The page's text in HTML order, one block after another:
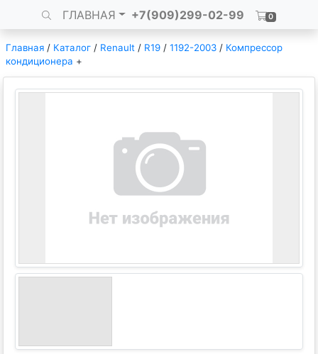
ГЛАВНАЯ +7(909)299-02-99 0
Главная / Каталог / Renault / R19 / 1192-2003 / Компрессор
кондиционера +